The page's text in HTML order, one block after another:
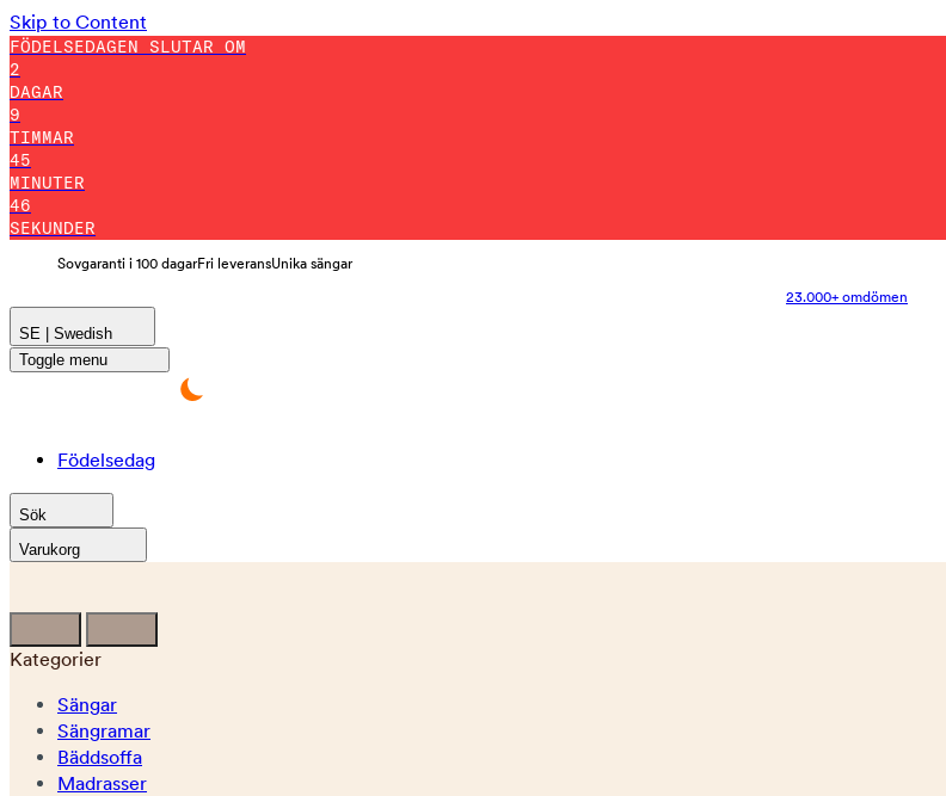
Skip to Content
FÖDELSEDAGEN SLUTAR OM
2
DAGAR
9
TIMMAR
45
MINUTER
44
SEKUNDER
Sovgaranti i 100 dagarFri leveransUnika sängar
23.000+ omdömen
SE | Swedish
Toggle menu
Födelsedag
Sök
Varukorg
Kategorier
Sängar
Sängramar
Bäddsoffa
Madrasser